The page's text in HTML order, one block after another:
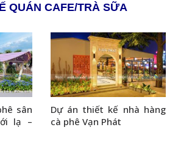
QUÁN CAFE/TRÀ SỮA
sân
lạ –
Dự án thiết kế nhà hàng
cà phê Vạn Phát